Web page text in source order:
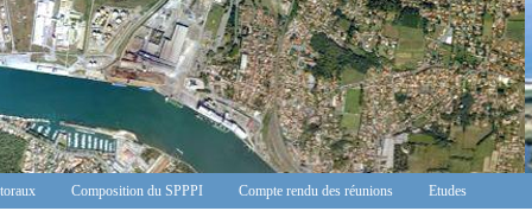
Composition du SPPPI Compte rendu des réunions Etudes